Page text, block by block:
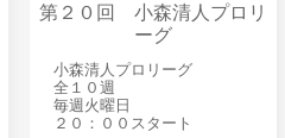
第２０回 小森清人プロリ
ーグ
小森清人プロリーグ
全１０週
毎週火曜日
２０：００スタート